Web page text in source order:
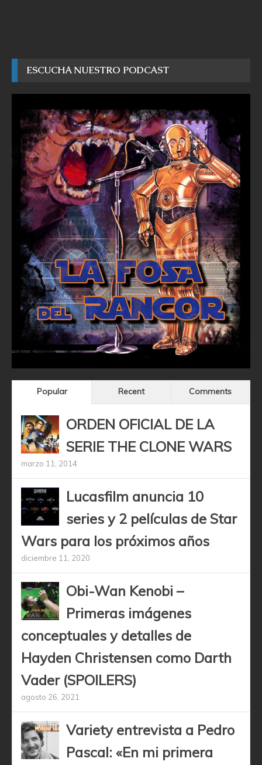
ESCUCHA NUESTRO PODCAST
Popular Recent Comments
ORDEN OFICIAL DE LA
SERIE THE CLONE WARS
marzo 11, 2014
Lucasfilm anuncia 10
series y 2 películas de Star
Wars para los próximos años
diciembre 11, 2020
Obi-Wan Kenobi –
Primeras imágenes
conceptuales y detalles de
Hayden Christensen como Darth
Vader (SPOILERS)
agosto 26, 2021
Variety entrevista a Pedro
Pascal: «En mi primera